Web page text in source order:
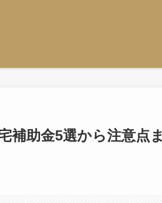
補助金5選から注意点